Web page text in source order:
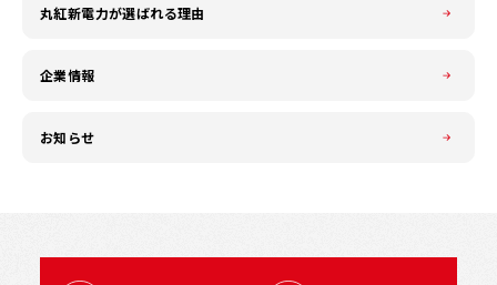
丸紅新電力が選ばれる理由
企業情報
お知らせ